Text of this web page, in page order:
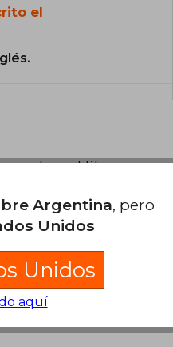
el
sobre el libro
tu propia pregunta.
Argentina, pero
Unidos
Unidos
aquí